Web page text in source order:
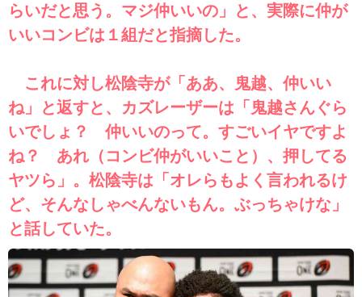
らいだと思う。マジ仲いいの」と、実際に仲が
いいコンビは１組だと指摘した。
これに対し松陰寺が「ああ、鬼越、仲いい
ね」と返すと、カズレーザーは「鬼越さんぐら
いでしょ？ 仲いいのって。すごいイヤですよ
ね？ あれ（コンビ仲がいいこと）、押してる
ヤツら」。松陰寺は「オレらもよく言われるけ
ど、そんなしゃべんないもん。ぶっちゃけな」
と話していた。